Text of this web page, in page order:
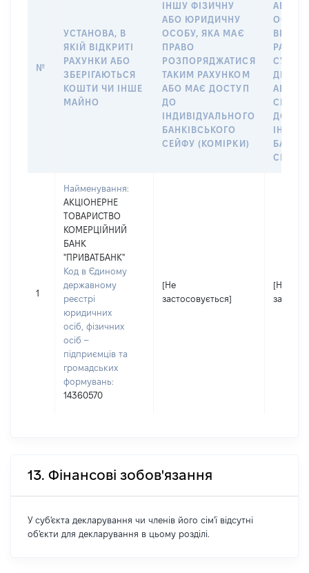
№
УСТАНОВА, В
ЯКІЙ ВІДКРИТІ
РАХУНКИ АБО
ЗБЕРІГАЮТЬСЯ
КОШТИ ЧИ ІНШЕ
МАЙНО
ІНШУ ФІЗИЧНУ
АБО ЮРИДИЧНУ
ОСОБУ, ЯКА МАЄ
ПРАВО
РОЗПОРЯДЖАТИСЯ
ТАКИМ РАХУНКОМ
АБО МАЄ ДОСТУП
ДО
ІНДИВІДУАЛЬНОГО
БАНКІВСЬКОГО
СЕЙФУ (КОМІРКИ)
АБО
АБО
СІМ’Ї
СЕЙФУ
1
Найменування:
АКЦІОНЕРНЕ
ТОВАРИСТВО
КОМЕРЦІЙНИЙ
БАНК
"ПРИВАТБАНК"
Код в Єдиному
державному
реєстрі
юридичних
осіб, фізичних
осіб –
підприємців та
громадських
формувань:
14360570
[Не
застосовується]
[Не
13. Фінансові зобов'язання
У суб'єкта декларування чи членів його сім'ї відсутні
об'єкти для декларування в цьому розділі.